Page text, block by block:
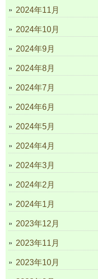
2024年11月
2024年10月
2024年9月
2024年8月
2024年7月
2024年6月
2024年5月
2024年4月
2024年3月
2024年2月
2024年1月
2023年12月
2023年11月
2023年10月